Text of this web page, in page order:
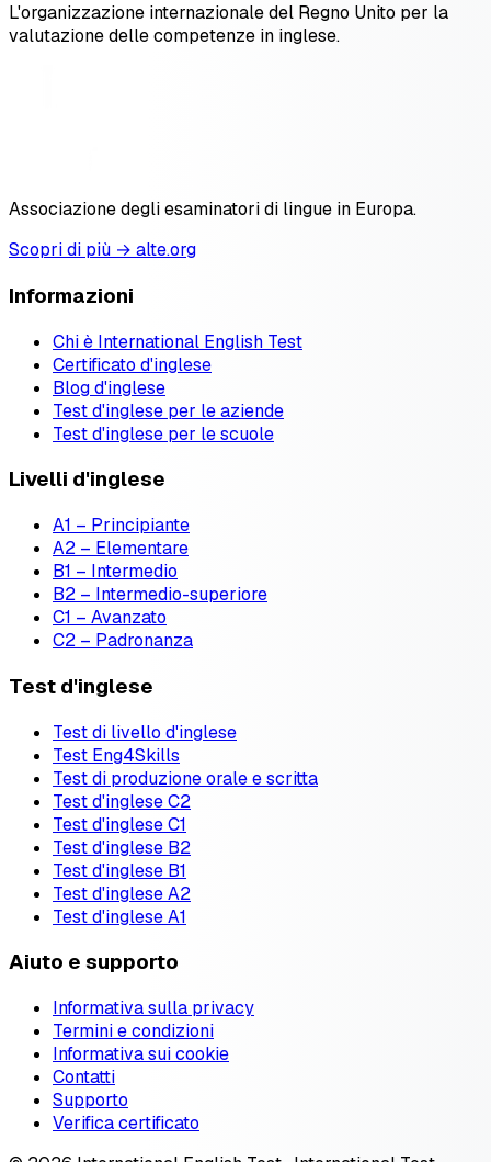
L'organizzazione internazionale del Regno Unito per la
valutazione delle competenze in inglese.
Associazione degli esaminatori di lingue in Europa.
Scopri di più → alte.org
Informazioni
Chi è International English Test
Certificato d'inglese
Blog d'inglese
Test d'inglese per le aziende
Test d'inglese per le scuole
Livelli d'inglese
A1 – Principiante
A2 – Elementare
B1 – Intermedio
B2 – Intermedio-superiore
C1 – Avanzato
C2 – Padronanza
Test d'inglese
Test di livello d'inglese
Test Eng4Skills
Test di produzione orale e scritta
Test d'inglese C2
Test d'inglese C1
Test d'inglese B2
Test d'inglese B1
Test d'inglese A2
Test d'inglese A1
Aiuto e supporto
Informativa sulla privacy
Termini e condizioni
Informativa sui cookie
Contatti
Supporto
Verifica certificato